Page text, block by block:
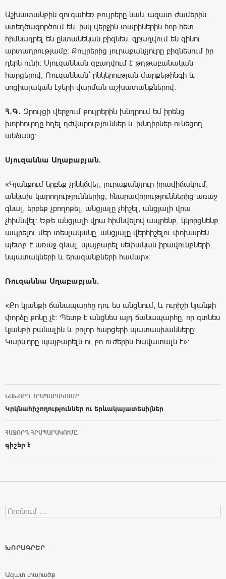
Աշխատանքին զուգահեռ քույրերը նաև ազատ ժամերին
ստեղծագործում են, իսկ վերջին տարիներին հոր հետ
հիմնադրել են ընտանեկան բիզնես. զբաղվում են գինու
արտադրությամբ։ Քույրերից յուրաքանչյուրը բիզնեսում իր
դերն ունի։ Սյուզաննան զբաղվում է թղթաբանական
հարցերով, Ռուզաննան` ընկերության մարքեթինգի և
սոցիալական էջերի վարման աշխատանքներով։
Հ.Գ. Զրույցի վերջում քույրերին խնդրում եմ իրենց
խորհուրդը հղել դժվարություններ և խնդիրներ ունեցող
անձանց։
Սյուզաննա Աղաբաբյան.
«Կյանքում երբեք չընկճվել, յուրաքանչյուր իրավիճակում,
անկախ կարողություններից, հնարավորություններից առաջ
գնալ, երբեք չբողոքել, անցյալը չհիշել, անցյալի վրա
չհիմնվել։ Եթե անցյալի վրա հիմնվելով ապրենք, կկորցնենք
ապրելու մեր տեսլականը, անցյալը վերհիշելու փոխարեն
պետք է առաջ գնալ, պայքարել սեփական իրավունքների,
նպատակների և երազանքների համար»։
Ռուզաննա Աղաբաբյան.
«Քո կյանքի ճանապարհը դու ես անցնում, և ուրիշի կյանքի
փորձը քոնը չէ։ Պետք է անցնես այդ ճանապարհը, որ գտնես
կյանքի բանալին և բոլոր հարցերի պատասխանները։
Կարևորը պայքարելն ու քո ուժերին հավատալն է»։
Post navigation
ՆԱԽՈՐԴ ՀՐԱՊԱՐԱԿՈՒՄԸ
Կրկնահիշողություններ ու երևակայատեսիլներ
ՀԱՋՈՐԴ ՀՐԱՊԱՐԱԿՈՒՄԸ
գիշեր է
Search for:
ԽՈՐԱԳՐԵՐ
Ազատ տարածք